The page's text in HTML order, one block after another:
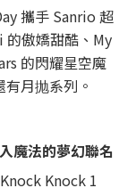
攜手 Sanrio 超
的傲嬌甜酷、My
的閃耀星空魔
月抛系列。
魔法的夢幻聯名
Knock 1